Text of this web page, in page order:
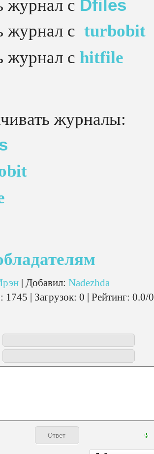
журнал с Dfiles
журнал с turbobit
журнал с hitfile
журналы:
| Добавил: Nadezhda
: 1745 | Загрузок: 0 | Рейтинг: 0.0/0